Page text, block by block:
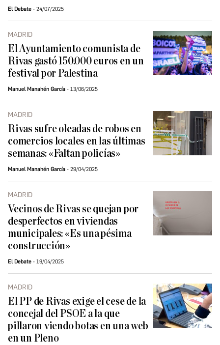
El Debate 24/07/2025
MADRID
El Ayuntamiento comunista de
Rivas gastó 150.000 euros en un
festival por Palestina
Manuel Manahén García 13/06/2025
MADRID
Rivas sufre oleadas de robos en
comercios locales en las últimas
semanas: «Faltan policías»
Manuel Manahén García 29/04/2025
MADRID
Vecinos de Rivas se quejan por
desperfectos en viviendas
municipales: «Es una pésima
construcción»
El Debate 19/04/2025
MADRID
El PP de Rivas exige el cese de la
concejal del PSOE a la que
pillaron viendo botas en una web
en un Pleno